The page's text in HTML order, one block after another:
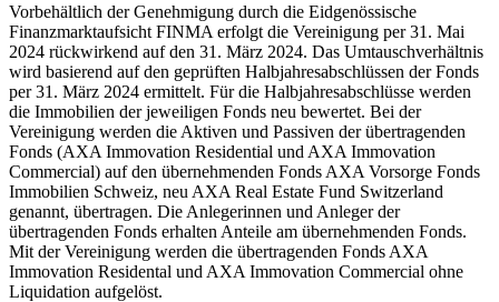
Vorbehältlich der Genehmigung durch die Eidgenössische
Finanzmarktaufsicht FINMA erfolgt die Vereinigung per 31. Mai
2024 rückwirkend auf den 31. März 2024. Das Umtauschverhältnis
wird basierend auf den geprüften Halbjahresabschlüssen der Fonds
per 31. März 2024 ermittelt. Für die Halbjahresabschlüsse werden
die Immobilien der jeweiligen Fonds neu bewertet. Bei der
Vereinigung werden die Aktiven und Passiven der übertragenden
Fonds (AXA Immovation Residential und AXA Immovation
Commercial) auf den übernehmenden Fonds AXA Vorsorge Fonds
Immobilien Schweiz, neu AXA Real Estate Fund Switzerland
genannt, übertragen. Die Anlegerinnen und Anleger der
übertragenden Fonds erhalten Anteile am übernehmenden Fonds.
Mit der Vereinigung werden die übertragenden Fonds AXA
Immovation Residental und AXA Immovation Commercial ohne
Liquidation aufgelöst.